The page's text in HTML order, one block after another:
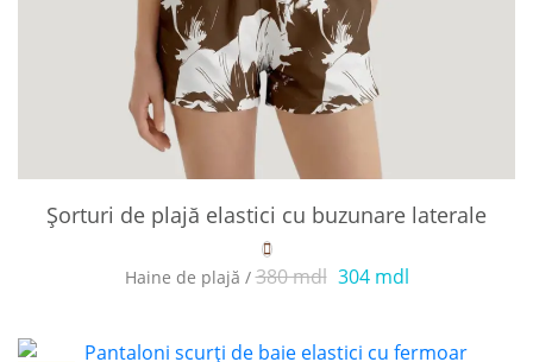
Șorturi de plajă elastici cu buzunare laterale
Haine de plajă /380 mdl 304 mdl